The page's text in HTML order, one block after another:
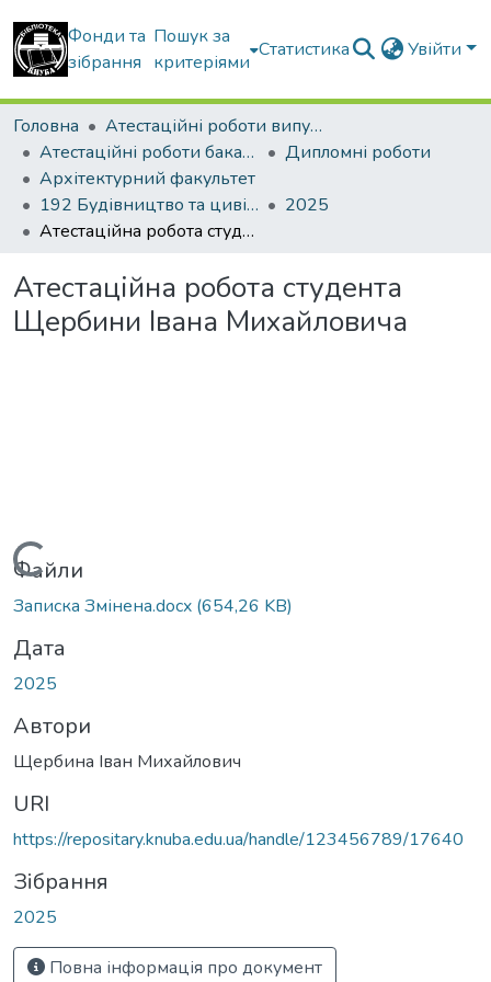
Фонди та
зібрання
Пошук за
критеріями
Статистика Увійти
Головна
Атестаційні роботи випускників
Атестаційні роботи бакалаврів
Дипломні роботи
Архітектурний факультет
192 Будівництво та цивільна інженерія
2025
Атестаційна робота студента Щербини Івана Михайловича
Атестаційна робота студента
Щербини Івана Михайловича
Вантажиться...
Файли
Записка Змінена.docx (654,26 KB)
Дата
2025
Автори
Щербина Іван Михайлович
URI
https://repositary.knuba.edu.ua/handle/123456789/17640
Зібрання
2025
Повна інформація про документ